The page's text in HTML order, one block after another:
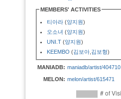
MEMBERS' ACTIVITIES
티아라 (양지원)
오소녀 (양지원)
UNI.T (양지원)
KEEMBO (김보아 김보형)
MANIADB: maniadb/artist/404710
MELON: melon/artist/615471